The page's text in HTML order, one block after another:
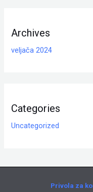
Archives
veljača 2024
Categories
Uncategorized
Privola za